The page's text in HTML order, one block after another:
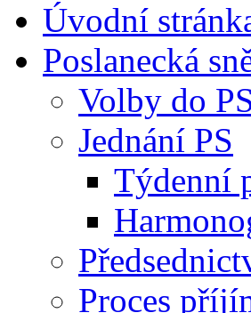
Úvodní
Poslanecká
Volby do
Jednání PS
Týdenní
Proces